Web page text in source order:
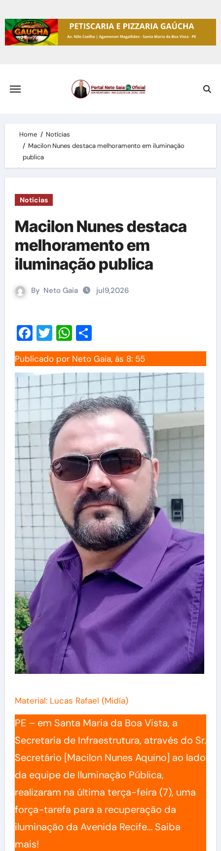
to
content
Home
Notícias
Macilon Nunes destaca melhoramento em iluminação
publica
Notícias
Macilon Nunes destaca
melhoramento em
iluminação publica
By Neto Gaia jul9,2026
Facebook
TwitterWhatsApp
Share
Publicado por Neto Gaia, às 8: 55
Material: Lucas Rafael (Midía)
PE – em Santa Maria da Boa Vista, a
Secretaria de Infraestrutura, através do Sr.
Secretário [Macilon Nunes Aquino] ao lado
da equipe de Iluminação Pública,
realizaram na última terça-feira (7), uma
força-tarefa para a recuperação da
iluminação da Avenida Recife… Saiba
mais!